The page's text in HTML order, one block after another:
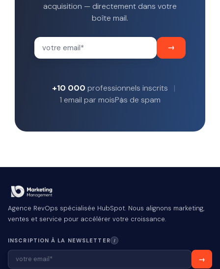
acquisition — directement dans votre
boîte mail.
+10 000 professionnels inscrits
1 email par moisPas de spam
Agence RevOps spécialisée HubSpot. Nous alignons marketing,
ventes et service pour accélérer votre croissance.
INSCRIPTION À LA NEWSLETTER I